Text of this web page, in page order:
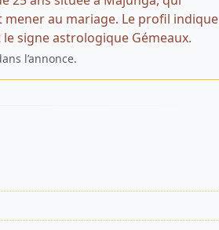
au mariage. Le profil indique
signe astrologique Gémeaux.
l’annonce.